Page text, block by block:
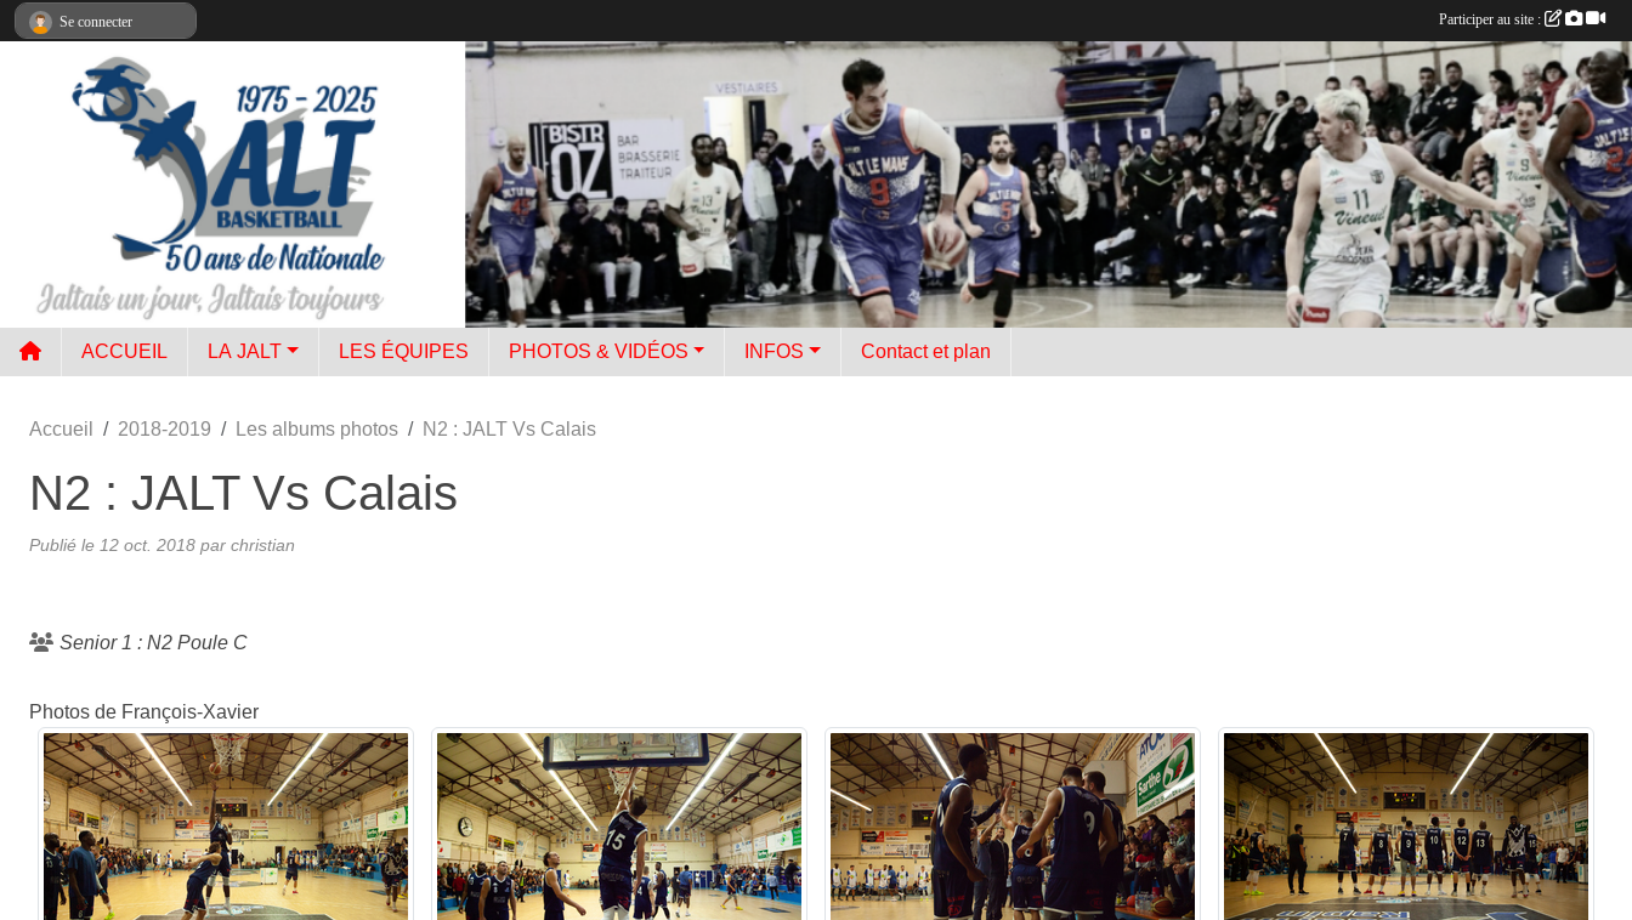
ACCUEIL LA JALT LES ÉQUIPES PHOTOS & VIDÉOS INFOS Contact et plan
Accueil 2018-2019 Les albums photos N2 : JALT Vs Calais
N2 : JALT Vs Calais
Publié le 12 oct. 2018 par christian
Senior 1 : N2 Poule C
Photos de François-Xavier
Se connecter Participer au site :
Panneau de gestion des cookies